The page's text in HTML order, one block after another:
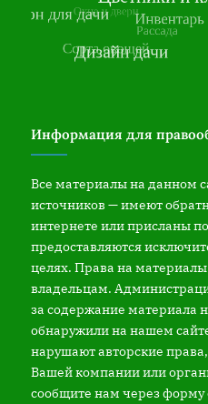
Информация для
Все материалы на данном
источников — имеют
интернете или присланы
предоставляются
целях. Права на
владельцам.
за содержание материала
обнаружили на нашем
нарушают авторские
Вашей компании или
сообщите нам через форму